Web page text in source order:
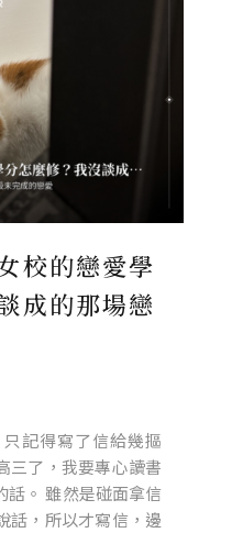
校的戀愛學
成的那場戀
記得寫了信給幾摳
三了，我要專心讀書
話。 雖然是碰面拿信
話，所以才寫信，邊